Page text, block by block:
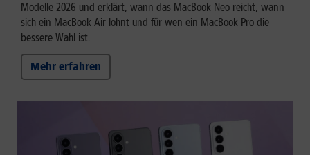
Modelle 2026 und erklärt, wann das MacBook Neo reicht, wann
sich ein MacBook Air lohnt und für wen ein MacBook Pro die
bessere Wahl ist.
Mehr erfahren